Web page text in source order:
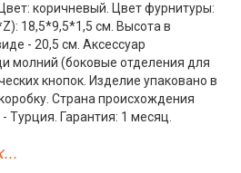
коричневый. Цвет фурнитуры:
18,5*9,5*1,5 см. Высота в
- 20,5 см. Аксессуар
молний (боковые отделения для
кнопок. Изделие упаковано в
Страна происхождения
Турция. Гарантия: 1 месяц.